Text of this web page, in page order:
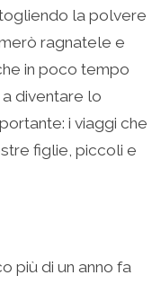
la polvere
ragnatele e
in poco tempo
diventare lo
i viaggi che
figlie, piccoli e
più di un anno fa